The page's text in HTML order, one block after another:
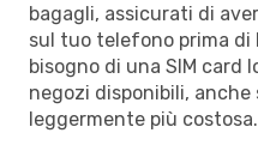
bagagli, assicurati di
sul tuo telefono prima di
bisogno di una SIM card
negozi disponibili, anche
leggermente più costosa.